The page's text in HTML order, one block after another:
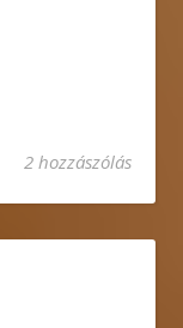
2 hozzászólás